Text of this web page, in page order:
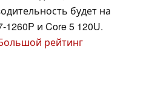
будет на
и Core 5 120U.
рейтинг